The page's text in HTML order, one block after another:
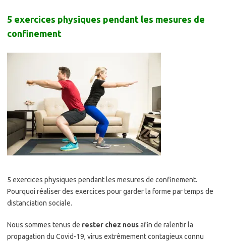
5 exercices physiques pendant les mesures de
confinement
5 exercices physiques pendant les mesures de confinement.
Pourquoi réaliser des exercices pour garder la forme par temps de
distanciation sociale.
Nous sommes tenus de rester chez nousafin de ralentir la
propagation du Covid-19, virus extrêmement contagieux connu